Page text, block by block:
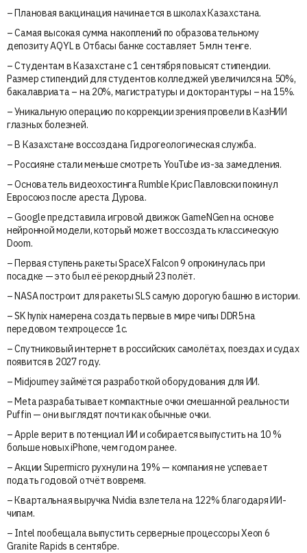
– Плановая вакцинация начинается в школах Казахстана.
– Самая высокая сумма накоплений по образовательному
депозиту AQYL в Отбасы банке составляет 5 млн тенге.
– Студентам в Казахстане с 1 сентября повысят стипендии.
Размер стипендий для студентов колледжей увеличился на 50%,
бакалавриата – на 20%, магистратуры и докторантуры – на 15%.
– Уникальную операцию по коррекции зрения провели в КазНИИ
глазных болезней.
– В Казахстане воссоздана Гидрогеологическая служба.
– Россияне стали меньше смотреть YouTube из-за замедления.
– Основатель видеохостинга Rumble Крис Павловски покинул
Евросоюз после ареста Дурова.
– Google представила игровой движок GameNGen на основе
нейронной модели, который может воссоздать классическую
Doom.
– Первая ступень ракеты SpaceX Falcon 9 опрокинулась при
посадке — это был её рекордный 23 полёт.
– NASA построит для ракеты SLS самую дорогую башню в истории.
– SK hynix намерена создать первые в мире чипы DDR5 на
передовом техпроцессе 1c.
– Спутниковый интернет в российских самолётах, поездах и судах
появится в 2027 году.
– Midjourney займётся разработкой оборудования для ИИ.
– Meta разрабатывает компактные очки смешанной реальности
Puffin — они выглядят почти как обычные очки.
– Apple верит в потенциал ИИ и собирается выпустить на 10 %
больше новых iPhone, чем годом ранее.
– Акции Supermicro рухнули на 19% — компания не успевает
подать годовой отчёт вовремя.
– Квартальная выручка Nvidia взлетела на 122% благодаря ИИ-
чипам.
– Intel пообещала выпустить серверные процессоры Xeon 6
Granite Rapids в сентябре.